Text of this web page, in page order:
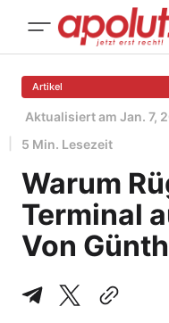
Artikel
Aktualisiert am Jan. 7,
5 Min. Lesezeit
Warum
Terminal
Von